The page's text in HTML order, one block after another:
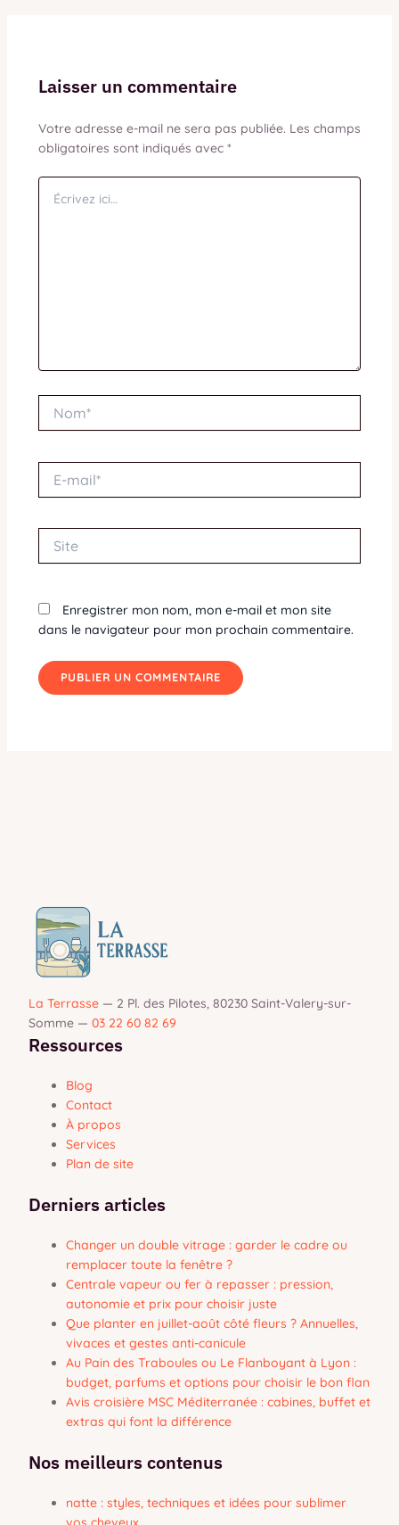
Laisser un commentaire
Votre adresse e-mail ne sera pas publiée. Les champs
obligatoires sont indiqués avec *
Écrivez
ici…
mail*
Enregistrer mon nom, mon e-mail et mon site
dans le navigateur pour mon prochain commentaire.
La Terrasse — 2 Pl. des Pilotes, 80230 Saint-Valery-sur-
Somme — 03 22 60 82 69
Ressources
Blog
Contact
À propos
Services
Plan de site
Derniers articles
Changer un double vitrage : garder le cadre ou
remplacer toute la fenêtre ?
Centrale vapeur ou fer à repasser : pression,
autonomie et prix pour choisir juste
Que planter en juillet-août côté fleurs ? Annuelles,
vivaces et gestes anti-canicule
Au Pain des Traboules ou Le Flanboyant à Lyon :
budget, parfums et options pour choisir le bon flan
Avis croisière MSC Méditerranée : cabines, buffet et
extras qui font la différence
Nos meilleurs contenus
natte : styles, techniques et idées pour sublimer